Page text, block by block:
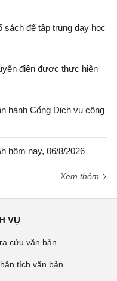
để tập trung dạy học
điện được thực hiện
hành Cổng Dịch vụ công
hôm nay, 06/8/2026
Xem thêm
VỤ
cứu văn bản
tích văn bản